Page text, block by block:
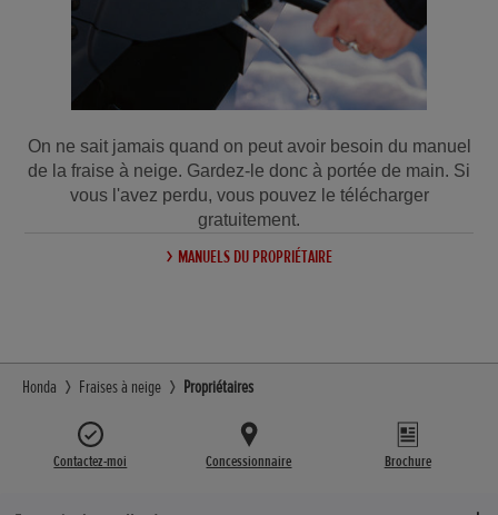
On ne sait jamais quand on peut avoir besoin du manuel
de la fraise à neige. Gardez-le donc à portée de main. Si
vous l'avez perdu, vous pouvez le télécharger
gratuitement.
MANUELS DU PROPRIÉTAIRE
Honda Fraises à neige Propriétaires
Contactez-moi Concessionnaire Brochure